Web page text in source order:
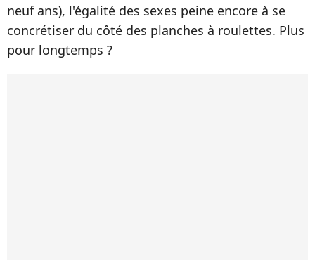
neuf ans), l'égalité des sexes peine encore à se
concrétiser du côté des planches à roulettes. Plus
pour longtemps ?